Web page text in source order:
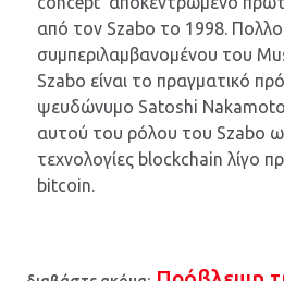
από τον Szabo το 1998.
συμπεριλαμβανομένου του
Szabo είναι το πραγματικό
ψευδώνυμο Satoshi
αυτού του ρόλου του Szabo
τεχνολογίες blockchain λίγο
bitcoin.